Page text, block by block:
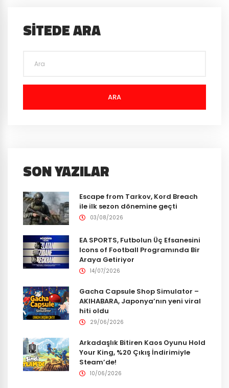
SITEDE ARA
ARA
SON YAZILAR
Escape from Tarkov, Kord Breach
ile ilk sezon dönemine geçti
03/08/2026
EA SPORTS, Futbolun Üç Efsanesini
Icons of Football Programında Bir
Araya Getiriyor
14/07/2026
Gacha Capsule Shop Simulator –
AKIHABARA, Japonya’nın yeni viral
hiti oldu
29/06/2026
Arkadaşlık Bitiren Kaos Oyunu Hold
Your King, %20 Çıkış İndirimiyle
Steam’de!
10/06/2026